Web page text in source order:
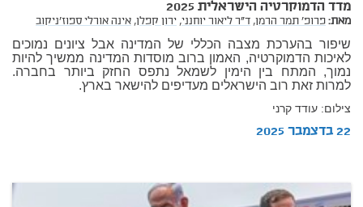
מדד הדמוקרטיה הישראלית 2025
מאת:פרופ' תמר הרמן, ד"ר ליאור יוחנני, ירון קפלן, אינה אורלי ספוז'ניקוב
שיפור בהערכת מצבה הכללי של המדינה אבל ציונים נמוכים
לאיכות הדמוקרטיה, האמון ברוב מוסדות המדינה ממשיך להיות
נמוך, המתח בין הימין לשמאל נתפס החזק ביותר בחברה.
למרות זאת רוב הישראלים מעדיפים להישאר בארץ.
צילום: עודד קרני
22 בדצמבר 2025